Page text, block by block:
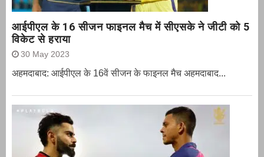
आईपीएल के 16 सीजन फाइनल मैच में सीएसके ने जीटी को 5
विकेट से हराया
30 May 2023
अहमदाबाद: आईपीएल के 16वें सीजन के फाइनल मैच अहमदाबाद...